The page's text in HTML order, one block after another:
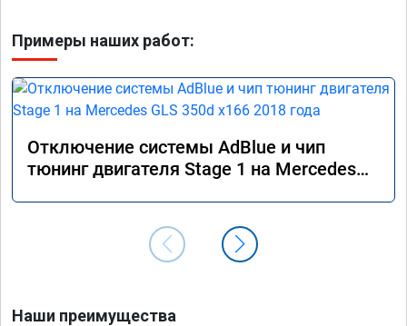
Примеры наших работ:
Отключение системы AdBlue и чип
тюнинг двигателя Stage 1 на Mercedes
Наши преимущества